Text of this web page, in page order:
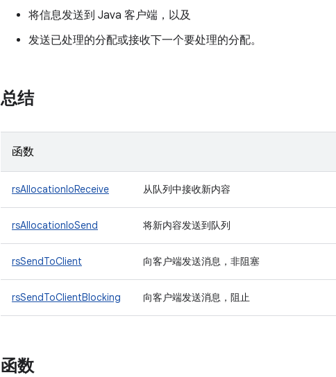
将信息发送到 Java 客户端，以及
发送已处理的分配或接收下一个要处理的分配。
总结
函数
rsAllocationIoReceive 从队列中接收新内容
rsAllocationIoSend 将新内容发送到队列
rsSendToClient 向客户端发送消息，非阻塞
rsSendToClientBlocking 向客户端发送消息，阻止
函数